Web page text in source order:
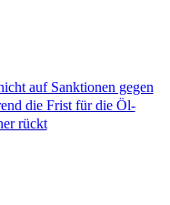
auf Sanktionen gegen
die Frist für die Öl-
rückt